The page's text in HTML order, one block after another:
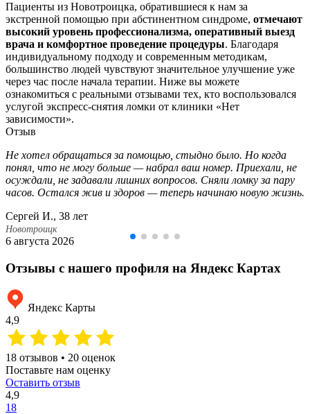
Пациенты из Новотроицка, обратившиеся к нам за
экстренной помощью при абстинентном синдроме, отмечают
высокий уровень профессионализма, оперативный выезд
врача и комфортное проведение процедуры. Благодаря
индивидуальному подходу и современным методикам,
большинство людей чувствуют значительное улучшение уже
через час после начала терапии. Ниже вы можете
ознакомиться с реальными отзывами тех, кто воспользовался
услугой экспресс-снятия ломки от клиники «Нет
зависимости».
Отзыв
Не хотел обращаться за помощью, стыдно было. Но когда
понял, что не могу больше — набрал ваш номер. Приехали, не
осуждали, не задавали лишних вопросов. Сняли ломку за пару
часов. Остался жив и здоров — теперь начинаю новую жизнь.
Сергей И., 38 лет
Новотроицк
6 августа 2026
Отзывы с нашего профиля на Яндекс Картах
Яндекс Карты
4,9
18 отзывов • 20 оценок
Поставьте нам оценку
Оставить отзыв
4,9
18